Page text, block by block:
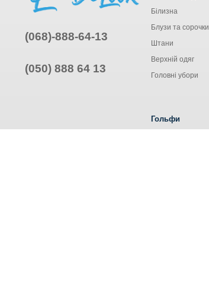
(068)-888-64-13
(050) 888 64 13
Білизна
Блузи та сорочки
Штани
Верхній одяг
Головні убори
Гольфи